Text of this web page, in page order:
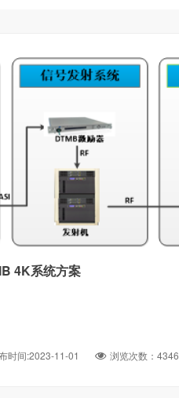
4K系统方案
时间:2023-11-01 浏览次数：4346